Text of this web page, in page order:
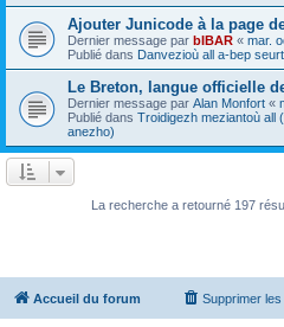
Ajouter Junicode à la page
Dernier message par bIBAR « mar.
Publié dans Danvezioù all a-bep seurt
Le Breton, langue officielle
Dernier message par Alan Monfort «
Publié dans Troidigezh meziantoù all
anezho)
La recherche a retourné 197
Accueil du forum Supprimer